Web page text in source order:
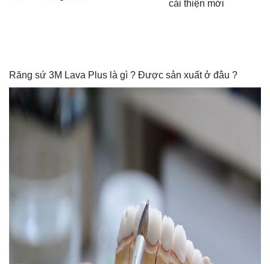
cải thiện mới
Răng sứ 3M Lava Plus là gì ? Được sản xuất ở đâu ?